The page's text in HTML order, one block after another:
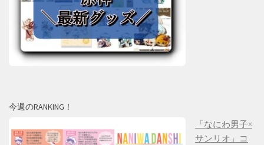
今週のRANKING！
「なにわ男子×
サンリオ」コ